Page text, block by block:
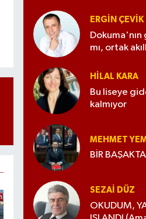
ERGIN ÇEVİK
mı, ortak
HILAL KARA
Bu liseye
kalmıyor
MEHMET
BİR
SEZAI DÜZ
OKUDUM,